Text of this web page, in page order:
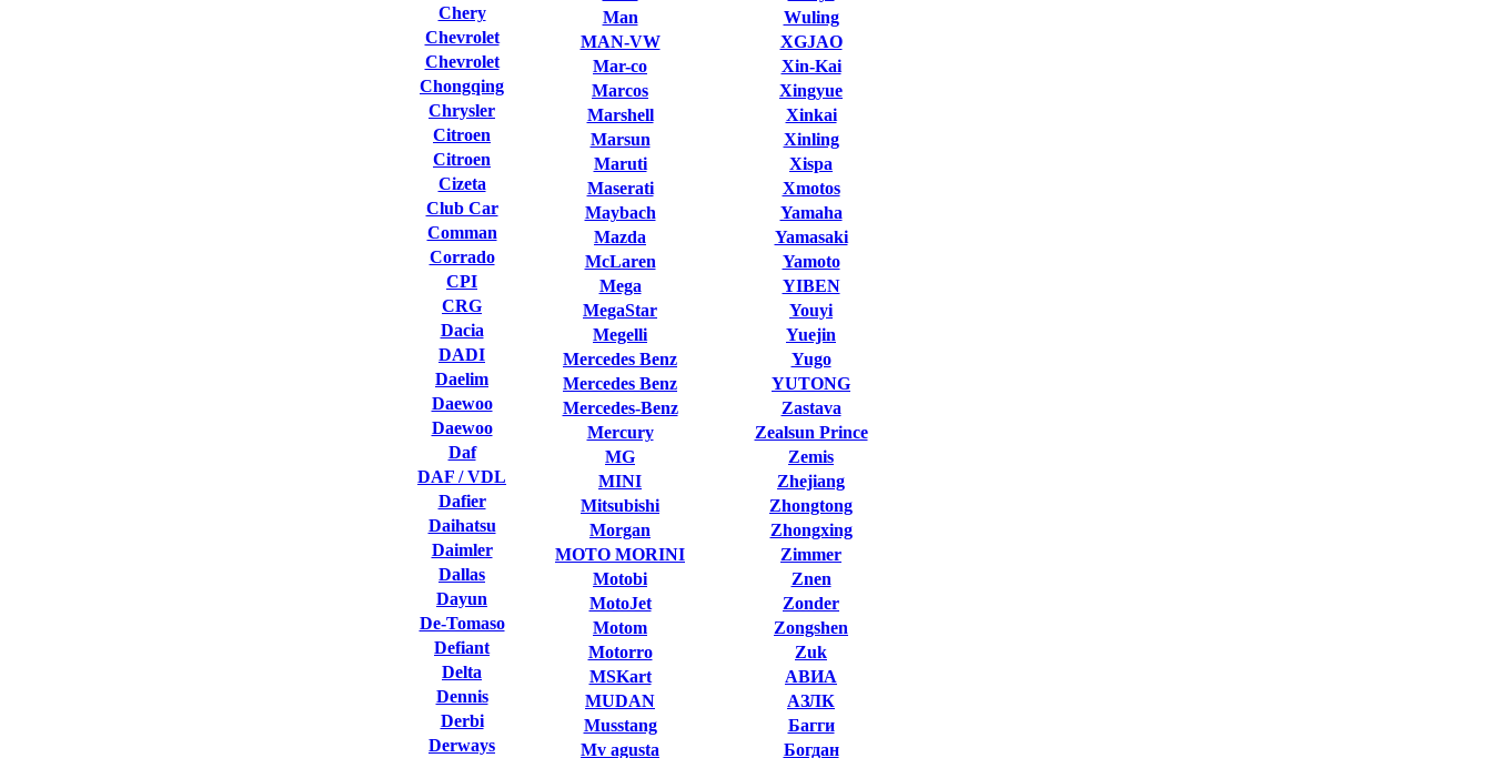
Chery
Chevrolet
Chevrolet
Chongqing
Chrysler
Citroen
Citroen
Cizeta
Club Сar
Comman
Corrado
CPI
CRG
Dacia
DADI
Daelim
Daewoo
Daewoo
Daf
DAF / VDL
Dafier
Daihatsu
Daimler
Dallas
Dayun
De-Tomaso
Defiant
Delta
Dennis
Derbi
Derways
Man
MAN-VW
Mar-co
Marcos
Marshell
Marsun
Maruti
Maserati
Maybach
Mazda
McLaren
Mega
MegaStar
Megelli
Mercedes Benz
Mercedes Benz
Mercedes-Benz
Mercury
MG
MINI
Mitsubishi
Morgan
MOTO MORINI
Motobi
MotoJet
Motom
Motorro
MSKart
MUDAN
Musstang
Mv agusta
Wuling
XGJAO
Xin-Kai
Xingyue
Xinkai
Xinling
Xispa
Xmotos
Yamaha
Yamasaki
Yamoto
YIBEN
Youyi
Yuejin
Yugo
YUTONG
Zastava
Zealsun Prince
Zemis
Zhejiang
Zhongtong
Zhongxing
Zimmer
Znen
Zonder
Zongshen
Zuk
АВИА
АЗЛК
Багги
Богдан